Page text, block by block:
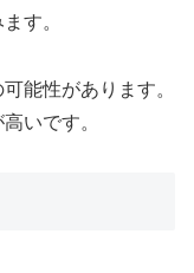
す。
能性があります。
いです。